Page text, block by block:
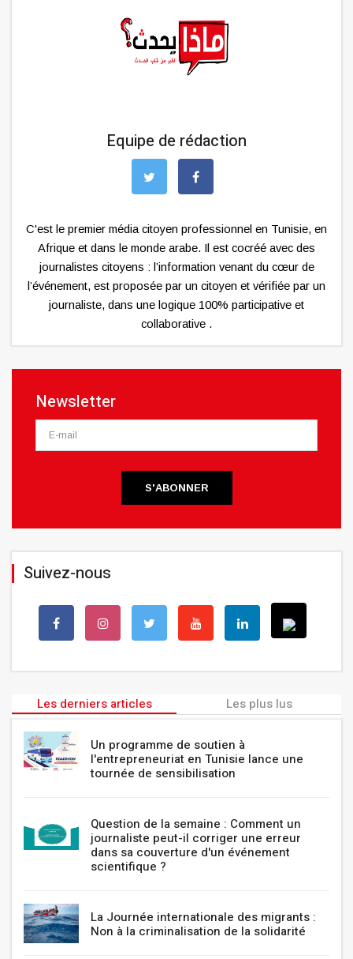
Equipe de rédaction
C'est le premier média citoyen professionnel en Tunisie, en
Afrique et dans le monde arabe. Il est cocréé avec des
journalistes citoyens : l’information venant du cœur de
l’événement, est proposée par un citoyen et vérifiée par un
journaliste, dans une logique 100% participative et
collaborative .
Newsletter
S'ABONNER
Suivez-nous
Les derniers articles Les plus lus
Un programme de soutien à
l'entrepreneuriat en Tunisie lance une
tournée de sensibilisation
Question de la semaine : Comment un
journaliste peut-il corriger une erreur
dans sa couverture d'un événement
scientifique ?
La Journée internationale des migrants :
Non à la criminalisation de la solidarité